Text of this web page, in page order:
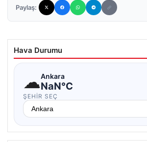
Paylaş:
Hava Durumu
☁Ankara
NaN°C
ŞEHIR SEÇ